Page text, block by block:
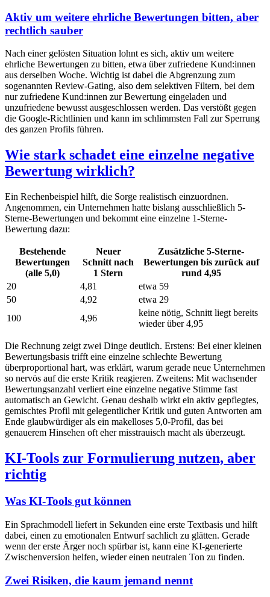
Aktiv um weitere ehrliche Bewertungen bitten, aber
rechtlich sauber
Nach einer gelösten Situation lohnt es sich, aktiv um weitere
ehrliche Bewertungen zu bitten, etwa über zufriedene Kund:innen
aus derselben Woche. Wichtig ist dabei die Abgrenzung zum
sogenannten Review-Gating, also dem selektiven Filtern, bei dem
nur zufriedene Kund:innen zur Bewertung eingeladen und
unzufriedene bewusst ausgeschlossen werden. Das verstößt gegen
die Google-Richtlinien und kann im schlimmsten Fall zur Sperrung
des ganzen Profils führen.
Wie stark schadet eine einzelne negative
Bewertung wirklich?
Ein Rechenbeispiel hilft, die Sorge realistisch einzuordnen.
Angenommen, ein Unternehmen hatte bislang ausschließlich 5-
Sterne-Bewertungen und bekommt eine einzelne 1-Sterne-
Bewertung dazu:
Bestehende
Bewertungen
(alle 5,0)
Neuer
Schnitt nach
1 Stern
Zusätzliche 5-Sterne-
Bewertungen bis zurück auf
rund 4,95
20
4,81
etwa 59
50
4,92
etwa 29
100
4,96
keine nötig, Schnitt liegt bereits
wieder über 4,95
Die Rechnung zeigt zwei Dinge deutlich. Erstens: Bei einer kleinen
Bewertungsbasis trifft eine einzelne schlechte Bewertung
überproportional hart, was erklärt, warum gerade neue Unternehmen
so nervös auf die erste Kritik reagieren. Zweitens: Mit wachsender
Bewertungsanzahl verliert eine einzelne negative Stimme fast
automatisch an Gewicht. Genau deshalb wirkt ein aktiv gepflegtes,
gemischtes Profil mit gelegentlicher Kritik und guten Antworten am
Ende glaubwürdiger als ein makelloses 5,0-Profil, das bei
genauerem Hinsehen oft eher misstrauisch macht als überzeugt.
KI-Tools zur Formulierung nutzen, aber
richtig
Was KI-Tools gut können
Ein Sprachmodell liefert in Sekunden eine erste Textbasis und hilft
dabei, einen zu emotionalen Entwurf sachlich zu glätten. Gerade
wenn der erste Ärger noch spürbar ist, kann eine KI-generierte
Zwischenversion helfen, wieder einen neutralen Ton zu finden.
Zwei Risiken, die kaum jemand nennt